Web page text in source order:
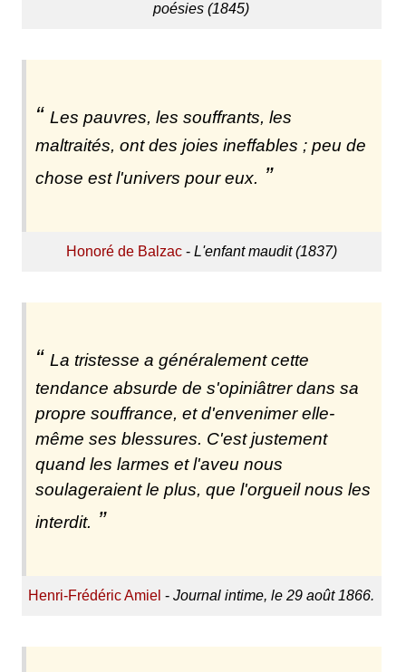
poésies (1845)
Les pauvres, les souffrants, les
maltraités, ont des joies ineffables ; peu de
chose est l'univers pour eux.
Honoré de Balzac- L'enfant maudit (1837)
La tristesse a généralement cette
tendance absurde de s'opiniâtrer dans sa
propre souffrance, et d'envenimer elle-
même ses blessures. C'est justement
quand les larmes et l'aveu nous
soulageraient le plus, que l'orgueil nous les
interdit.
Henri-Frédéric Amiel -Journal intime, le 29 août 1866.